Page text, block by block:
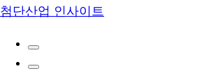
첨단산업 인사이트